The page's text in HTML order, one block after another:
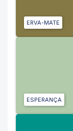
ERVA-MATE
ESPERANÇA